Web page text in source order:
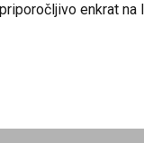
enkrat